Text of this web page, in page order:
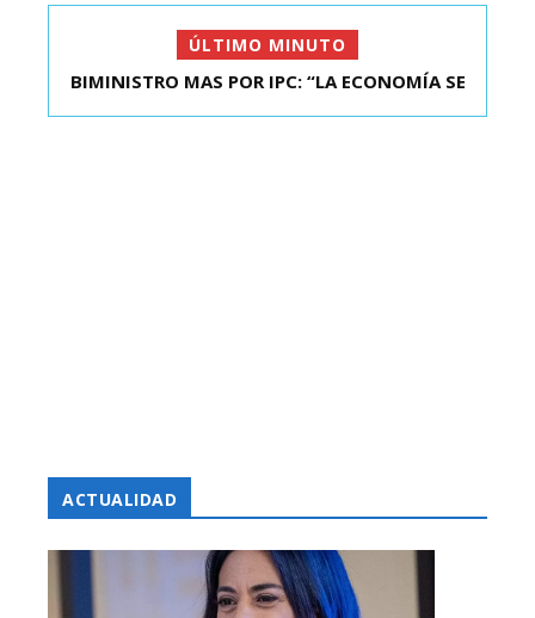
ÚLTIMO MINUTO
BIMINISTRO MAS POR IPC: “LA ECONOMÍA SE
ACTUALIDAD